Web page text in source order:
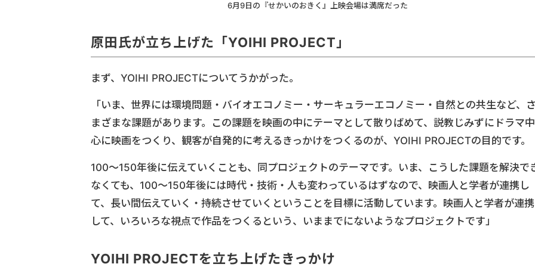
6月9日の『せかいのおきく』上映会場は満席だった
原田氏が立ち上げた「YOIHI PROJECT」
まず、YOIHI PROJECTについてうかがった。
「いま、世界には環境問題・バイオエコノミー・サーキュラーエコノミー・自然との共生など、
まざまな課題があります。この課題を映画の中にテーマとして散りばめて、説教じみずにドラマ中
心に映画をつくり、観客が自発的に考えるきっかけをつくるのが、YOIHI PROJECTの目的です。
100～150年後に伝えていくことも、同プロジェクトのテーマです。いま、こうした課題を解決で
なくても、100～150年後には時代・技術・人も変わっているはずなので、映画人と学者が連携し
て、長い間伝えていく・持続させていくということを目標に活動しています。映画人と学者が連携
して、いろいろな視点で作品をつくるという、いままでにないようなプロジェクトです」
YOIHI PROJECTを立ち上げたきっかけ